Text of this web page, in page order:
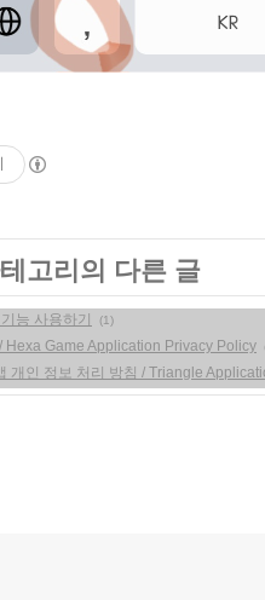
고리의 다른 글
능 사용하기 (1)
Hexa Game Application Privacy Policy
개인 정보 처리 방침 / Triangle